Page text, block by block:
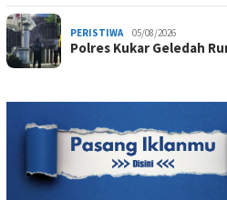
PERISTIWA 05/08/2026
Polres Kukar Geledah